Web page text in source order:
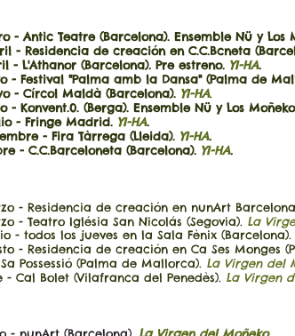
Antic Teatre (Barcelona). Ensemble Nü y Los
- Residencia de creación en C.C.Bcneta
(Barcelona). Pre estreno. YI-HA.
"Palma amb la Dansa" (Palma de
- Círcol Maldà (Barcelona). YI-HA.
(Berga). Ensemble Nü y Los
- Fringe Madrid. YI-HA.
- Fira Tàrrega (Lleida). YI-HA.
- C.C.Barceloneta (Barcelona). YI-HA.
- Residencia de creación en nunArt
Teatro Iglésia San Nicolás (Segovia). La
los jueves en la Sala Fènix (Barcelona).
- Residencia de creación en Ca Ses Monges
Possessió (Palma de Mallorca). La Virgen del
Cal Bolet (Vilafranca del Penedès). La Virgen